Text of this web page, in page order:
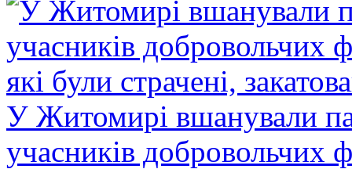
У Житомирі вшанували
учасників добровольчих